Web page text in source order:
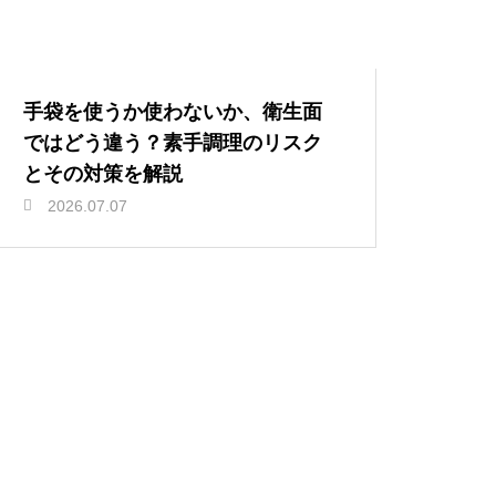
手袋を使うか使わないか、衛生面
ではどう違う？素手調理のリスク
とその対策を解説
2026.07.07